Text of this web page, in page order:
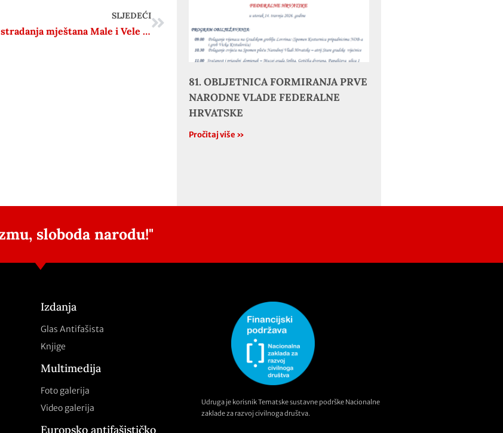
SLJEDEĆI
80. godišnjica stradanja mještana Male i Vele Učke
81. OBLJETNICA FORMIRANJA PRVE
NARODNE VLADE FEDERALNE
HRVATSKE
Pročitaj više »
sloboda narodu!"
Izdanja
Glas Antifašista
Knjige
Multimedija
Foto galerija
Video galerija
Europsko antifašističko
Udruga je korisnik Tematske sustavne podrške Nacionalne
zaklade za razvoj civilnoga društva.